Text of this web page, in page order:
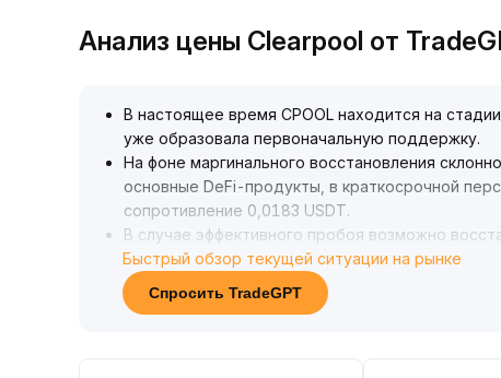
Анализ цены Clearpool от
В настоящее время CPOOL находится на
уже образовала первоначальную поддержку.
На фоне маргинального восстановления
основные DeFi-продукты, в краткосрочной
сопротивление 0,0183 USDT.
В случае эффективного пробоя возможно
В стратегическом плане рекомендуется
поведение поддержки, чтобы предотвратить
торговли в диапазоне
Быстрый обзор текущей ситуации на рынке
Спросить TradeGPT